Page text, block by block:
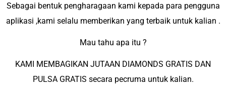
Sebagai bentuk pengharagaan kami kepada para pengguna
aplikasi ,kami selalu memberikan yang terbaik untuk kalian .
Mau tahu apa itu ?
KAMI MEMBAGIKAN JUTAAN DIAMONDS GRATIS DAN
PULSA GRATIS secara pecruma untuk kalian.